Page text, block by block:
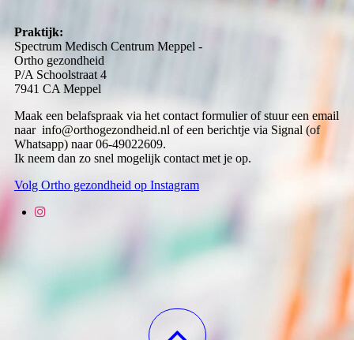
Praktijk:
Spectrum Medisch Centrum Meppel -
Ortho gezondheid
P/A Schoolstraat 4
7941 CA Meppel
Maak een belafspraak via het contact formulier of stuur een email
naar info@orthogezondheid.nl of een berichtje via Signal (of
Whatsapp) naar 06-49022609.
Ik neem dan zo snel mogelijk contact met je op.
Volg Ortho gezondheid op Instagram